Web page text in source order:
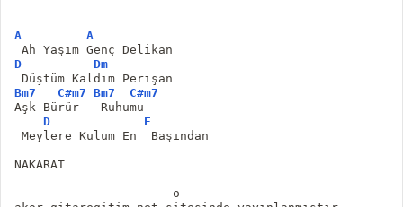
A
A
Ah Yaşım Genç Delikan
D
Dm
Düştüm Kaldım Perişan
Bm7
C#m7 Bm7
C#m7
Aşk Bürür   Ruhumu
D
E
Meylere Kulum En  Başından
NAKARAT
----------------------o-----------------------